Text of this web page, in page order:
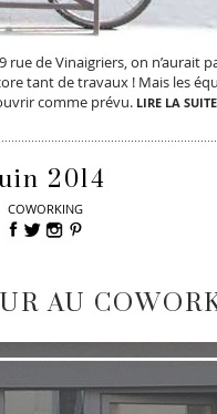
de Vinaigriers, on n’aurait
tant de travaux ! Mais les
comme prévu. LIRE LA
2014
COWORKING
AU